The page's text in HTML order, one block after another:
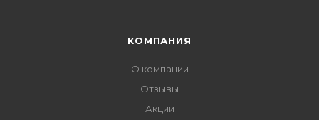
КОМПАНИЯ
О компании
Отзывы
Акции